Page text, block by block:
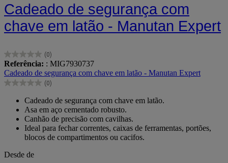
Cadeado de segurança com
chave em latão - Manutan Expert
(0)
0.0
em
5
estrelas.
Referência: : MIG7930737
Cadeado de segurança com chave em latão - Manutan Expert
(0)
0.0
estrelas.
Cadeado de segurança com chave em latão.
Asa em aço cementado robusto.
Canhão de precisão com cavilhas.
Ideal para fechar correntes, caixas de ferramentas, portões,
blocos de compartimentos ou cacifos.
Desde de